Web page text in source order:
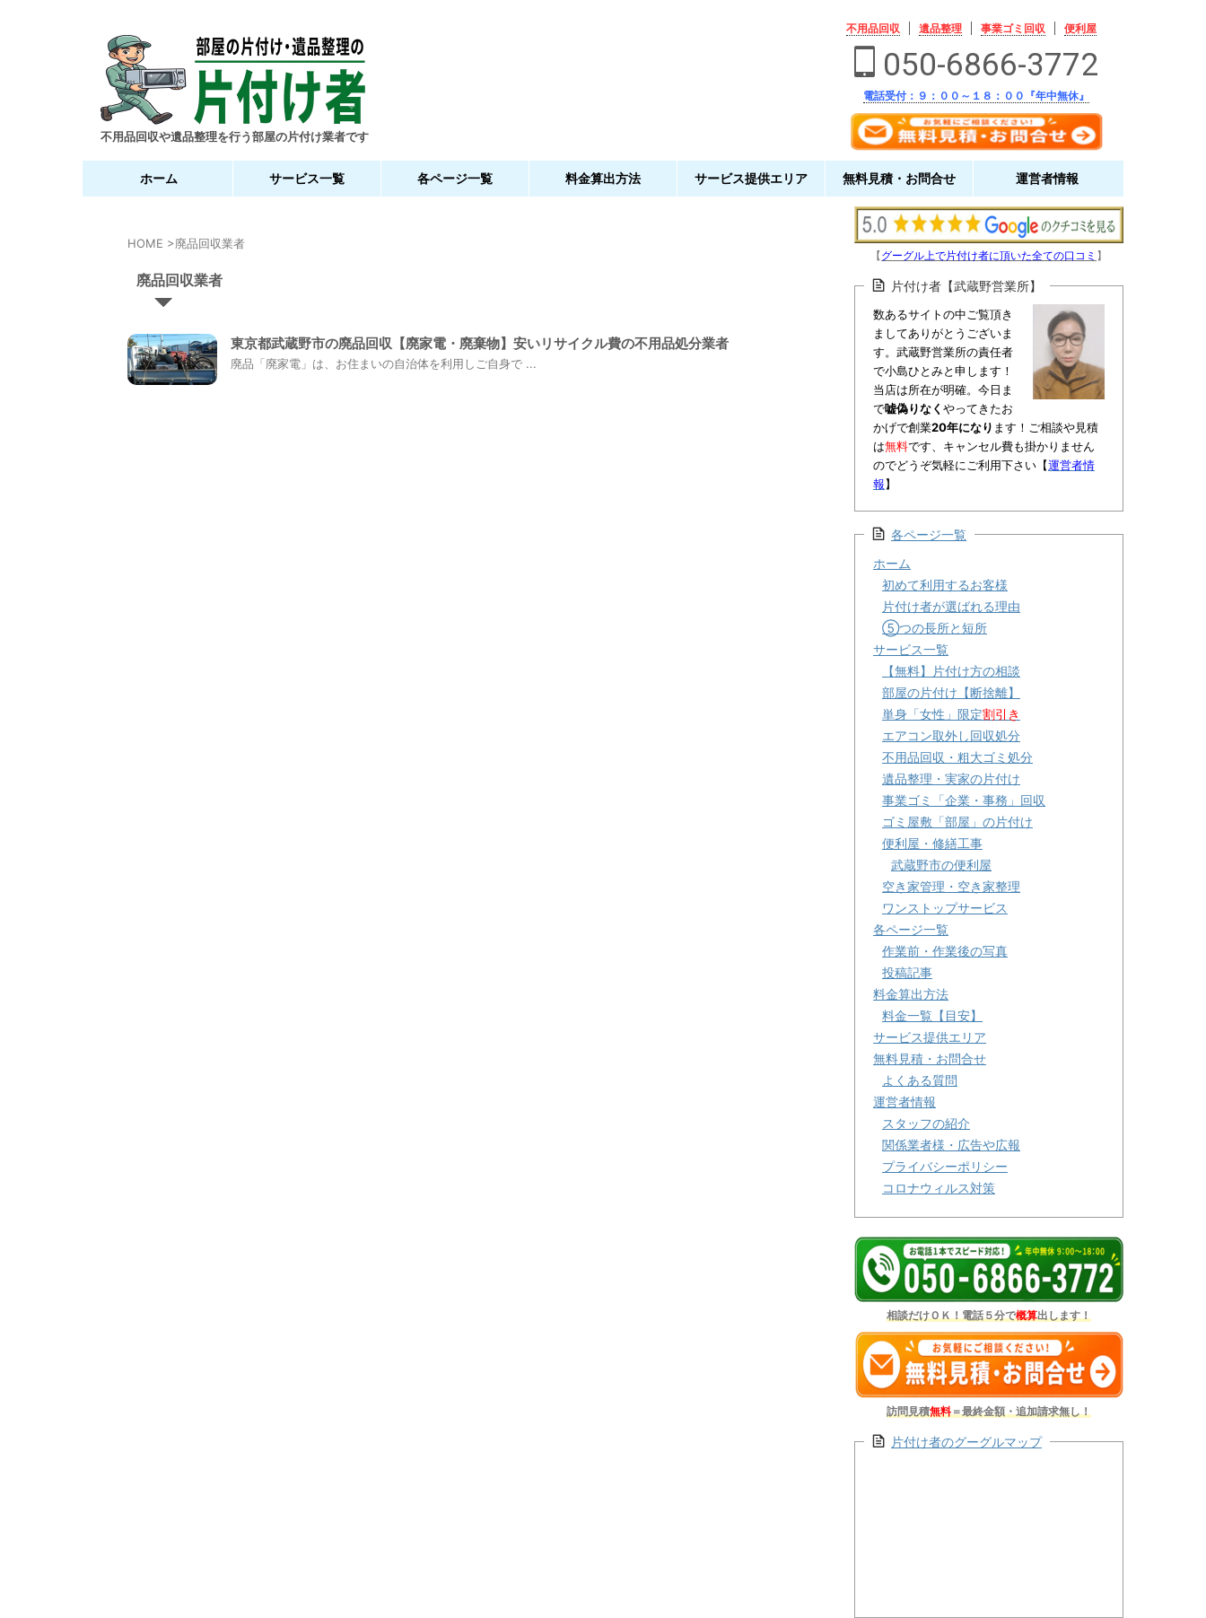
不用品回収や遺品整理を行う部屋の片付け業者です
不用品回収 遺品整理 事業ゴミ回収 便利屋
050-6866-3772
電話受付：９：００～１８：００『年中無休』
ホーム サービス一覧 各ページ一覧 料金算出方法 サービス提供エリア 無料見積・お問合せ 運営者情報
HOME >廃品回収業者
廃品回収業者
東京都武蔵野市の廃品回収【廃家電・廃棄物】安いリサイクル費の不用品処分業者
廃品「廃家電」は、お住まいの自治体を利用しご自身で ...
【グーグル上で片付け者に頂いた全ての口コミ 】
片付け者【武蔵野営業所】
数あるサイトの中ご覧頂き
ましてありがとうございま
す。武蔵野営業所の責任者
で小島ひとみと申します！
当店は所在が明確。今日ま
で嘘偽りなく やってきたお
かげで創業20年になり ます！ご相談や見積
は無料です、キャンセル費も掛かりません
のでどうぞ気軽にご利用下さい【運営者情
報】
各ページ一覧
ホーム
初めて利用するお客様
片付け者が選ばれる理由
⑤つの長所と短所
サービス一覧
【無料】片付け方の相談
部屋の片付け【断捨離】
単身「女性」限定割引き
エアコン取外し回収処分
不用品回収・粗大ゴミ処分
遺品整理・実家の片付け
事業ゴミ「企業・事務」回収
ゴミ屋敷「部屋」の片付け
便利屋・修繕工事
武蔵野市の便利屋
空き家管理・空き家整理
ワンストップサービス
各ページ一覧
作業前・作業後の写真
投稿記事
料金算出方法
料金一覧【目安】
サービス提供エリア
無料見積・お問合せ
よくある質問
運営者情報
スタッフの紹介
関係業者様・広告や広報
プライバシーポリシー
コロナウィルス対策
相談だけＯＫ！電話５分で概算出します！
訪問見積無料＝最終金額・追加請求無し！
片付け者のグーグルマップ